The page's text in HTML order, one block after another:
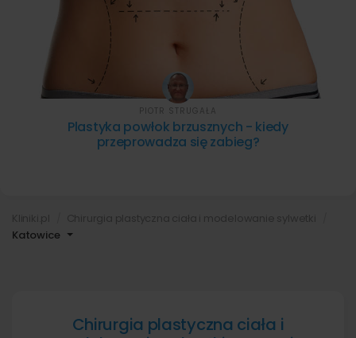
Katowice
Plastyka powłok brzusznych - kiedy
przeprowadza się zabieg?
PIOTR STRUGAŁA
Chirurgia plastyczna ciała i